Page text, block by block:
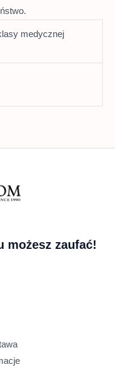
medycznej
możesz zaufać!